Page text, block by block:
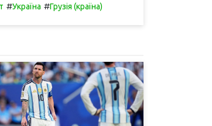
#Україна #Грузія (країна)